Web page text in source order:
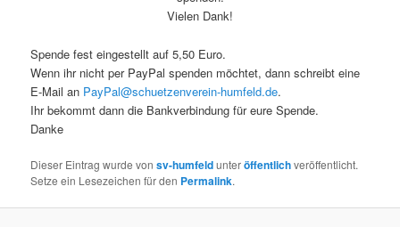
Vielen Dank!
Spende fest eingestellt auf 5,50 Euro.
Wenn ihr nicht per PayPal spenden möchtet, dann schreibt eine
E-Mail an PayPal@schuetzenverein-humfeld.de.
Ihr bekommt dann die Bankverbindung für eure Spende.
Danke
Dieser Eintrag wurde vonsv-humfeldunteröffentlichveröffentlicht.
Setze ein Lesezeichen für den Permalink.